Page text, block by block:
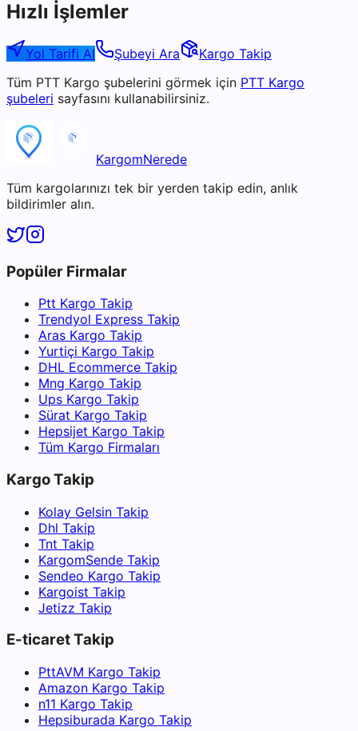
Hızlı İşlemler
Yol Tarifi Al Şubeyi Ara
Kargo Takip
Tüm PTT Kargo şubelerini görmek için PTT Kargo
şubeleri sayfasını kullanabilirsiniz.
KargomNerede
Tüm kargolarınızı tek bir yerden takip edin, anlık
bildirimler alın.
Popüler Firmalar
Ptt Kargo Takip
Trendyol Express Takip
Aras Kargo Takip
Yurtiçi Kargo Takip
DHL Ecommerce Takip
Mng Kargo Takip
Ups Kargo Takip
Sürat Kargo Takip
Hepsijet Kargo Takip
Tüm Kargo Firmaları
Kargo Takip
Kolay Gelsin Takip
Dhl Takip
Tnt Takip
KargomSende Takip
Sendeo Kargo Takip
Kargoist Takip
Jetizz Takip
E-ticaret Takip
PttAVM Kargo Takip
Amazon Kargo Takip
n11 Kargo Takip
Hepsiburada Kargo Takip